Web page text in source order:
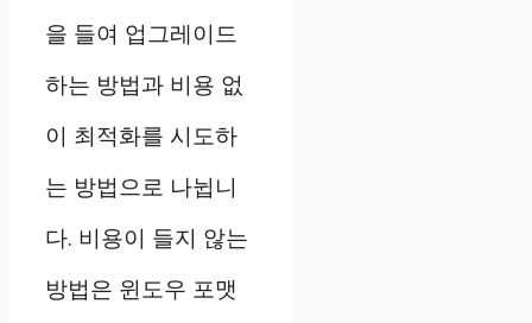
을 들여 업그레이드
하는 방법과 비용 없
이 최적화를 시도하
는 방법으로 나뉩니
다. 비용이 들지 않는
방법은 윈도우 포맷